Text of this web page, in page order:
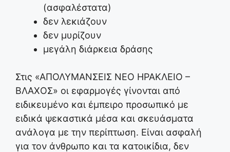
(ασφαλέστατα)
δεν λεκιάζουν
δεν μυρίζουν
μεγάλη διάρκεια δράσης
Στις «ΑΠΟΛΥΜΑΝΣΕΙΣ ΝΕΟ ΗΡΑΚΛΕΙΟ –
ΒΛΑΧΟΣ» οι εφαρμογές γίνονται από
ειδικευμένο και έμπειρο προσωπικό με
ειδικά ψεκαστικά μέσα και σκευάσματα
ανάλογα με την περίπτωση. Είναι ασφαλή
για τον άνθρωπο και τα κατοικίδια, δεν